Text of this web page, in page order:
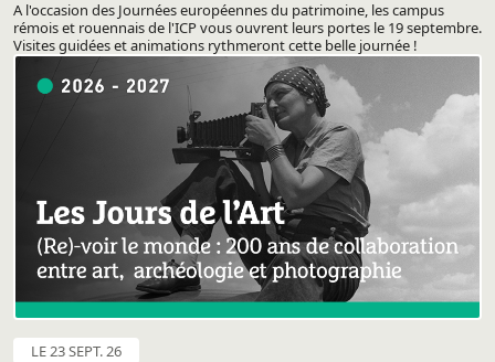
A l'occasion des Journées européennes du patrimoine, les campus
rémois et rouennais de l'ICP vous ouvrent leurs portes le 19 septembre.
Visites guidées et animations rythmeront cette belle journée !
LE 23 SEPT. 26